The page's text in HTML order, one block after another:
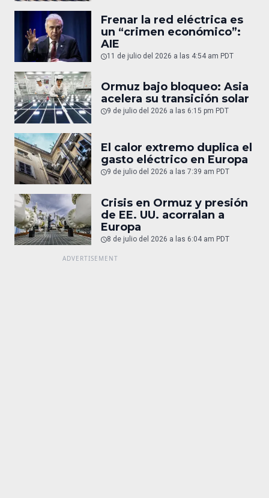
Frenar la red eléctrica es
un “crimen económico”:
AIE
11 de julio del 2026 a las 4:54 am PDT
Ormuz bajo bloqueo: Asia
acelera su transición solar
9 de julio del 2026 a las 6:15 pm PDT
El calor extremo duplica el
gasto eléctrico en Europa
9 de julio del 2026 a las 7:39 am PDT
Crisis en Ormuz y presión
de EE. UU. acorralan a
Europa
8 de julio del 2026 a las 6:04 am PDT